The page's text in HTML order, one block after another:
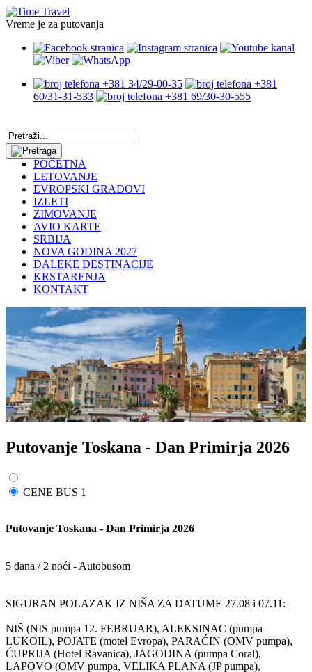
Vreme je za putovanja
+381 34/29-00-35
+381
60/31-31-533
+381 69/30-30-555
POČETNA
LETOVANJE
EVROPSKI GRADOVI
IZLETI
ZIMOVANJE
AVIO KARTE
SRBIJA
NOVA GODINA 2027
DALEKE DESTINACIJE
KRSTARENJA
KONTAKT
Putovanje Toskana - Dan Primirja 2026
CENE BUS 1
Putovanje Toskana - Dan Primirja 2026
5 dana / 2 noći - Autobusom
SIGURAN POLAZAK IZ NIŠA ZA DATUME 27.08 i 07.11:
NIŠ (NIS pumpa 12. FEBRUAR), ALEKSINAC (pumpa
LUKOIL), POJATE (motel Evropa), PARAĆIN (OMV pumpa),
ĆUPRIJA (Hotel Ravanica), JAGODINA (pumpa Coral),
LAPOVO (OMV pumpa, VELIKA PLANA (JP pumpa),